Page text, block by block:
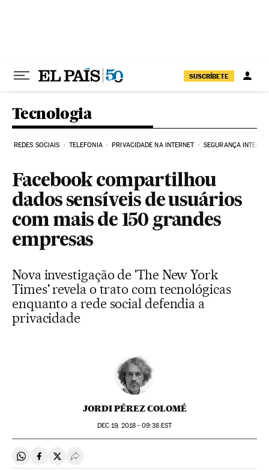
SUSCRÍBETE
Tecnologia
REDES SOCIAIS TELEFONIA PRIVACIDADE NA INTERNET SEGURANÇA
Facebook compartilhou
dados sensíveis de usuários
com mais de 150 grandes
empresas
Nova investigação de 'The New York
Times' revela o trato com tecnológicas
enquanto a rede social defendia a
privacidade
JORDI PÉREZ COLOMÉ
DEC 19, 2018 - 09:38EST
Compartir en Whatsapp
Compartir en Facebook
Compartir en Twitter
Desplegar Redes Sociales